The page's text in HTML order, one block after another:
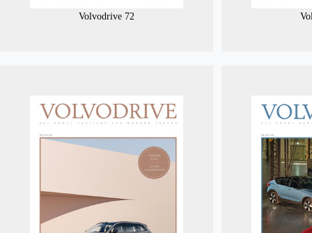
Volvodrive 72